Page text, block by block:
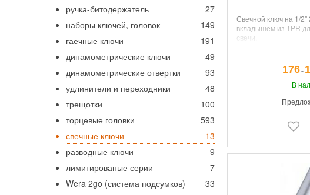
27
ручка-битодержатель
149
наборы ключей, головок
191
гаечные ключи
49
динамометрические ключи
93
динамометрические отвертки
48
удлинители и переходники
100
трещотки
593
торцевые головки
13
свечные ключи
9
разводные ключи
7
лимитированые серии
33
Wera 2go (система подсумков)
Свечной ключ на 1/
вкладышем из TPR
свечи.
176¯
В